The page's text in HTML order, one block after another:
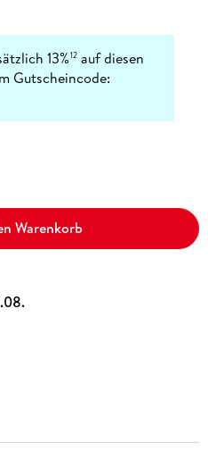
13%12 auf diesen
Gutscheincode:
Warenkorb